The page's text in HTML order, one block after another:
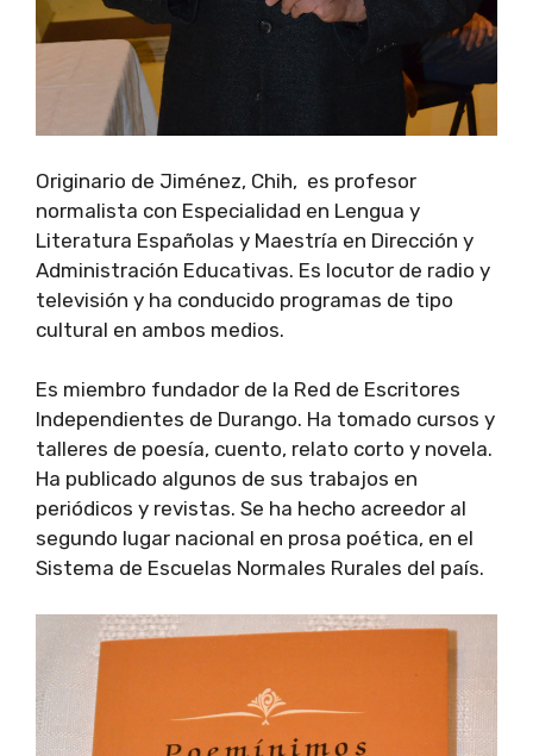
Originario de Jiménez, Chih, es profesor
normalista con Especialidad en Lengua y
Literatura Españolas y Maestría en Dirección y
Administración Educativas. Es locutor de radio y
televisión y ha conducido programas de tipo
cultural en ambos medios.
Es miembro fundador de la Red de Escritores
Independientes de Durango. Ha tomado cursos y
talleres de poesía, cuento, relato corto y novela.
Ha publicado algunos de sus trabajos en
periódicos y revistas. Se ha hecho acreedor al
segundo lugar nacional en prosa poética, en el
Sistema de Escuelas Normales Rurales del país.